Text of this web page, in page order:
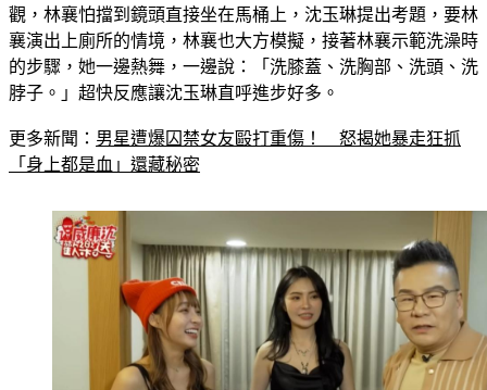
觀，林襄怕擋到鏡頭直接坐在馬桶上，沈玉琳提出考題，要林
襄演出上廁所的情境，林襄也大方模擬，接著林襄示範洗澡時
的步驟，她一邊熱舞，一邊說：「洗膝蓋、洗胸部、洗頭、洗
脖子。」超快反應讓沈玉琳直呼進步好多。
更多新聞： 男星遭爆囚禁女友毆打重傷！　怒揭她暴走狂抓
「身上都是血」還藏秘密